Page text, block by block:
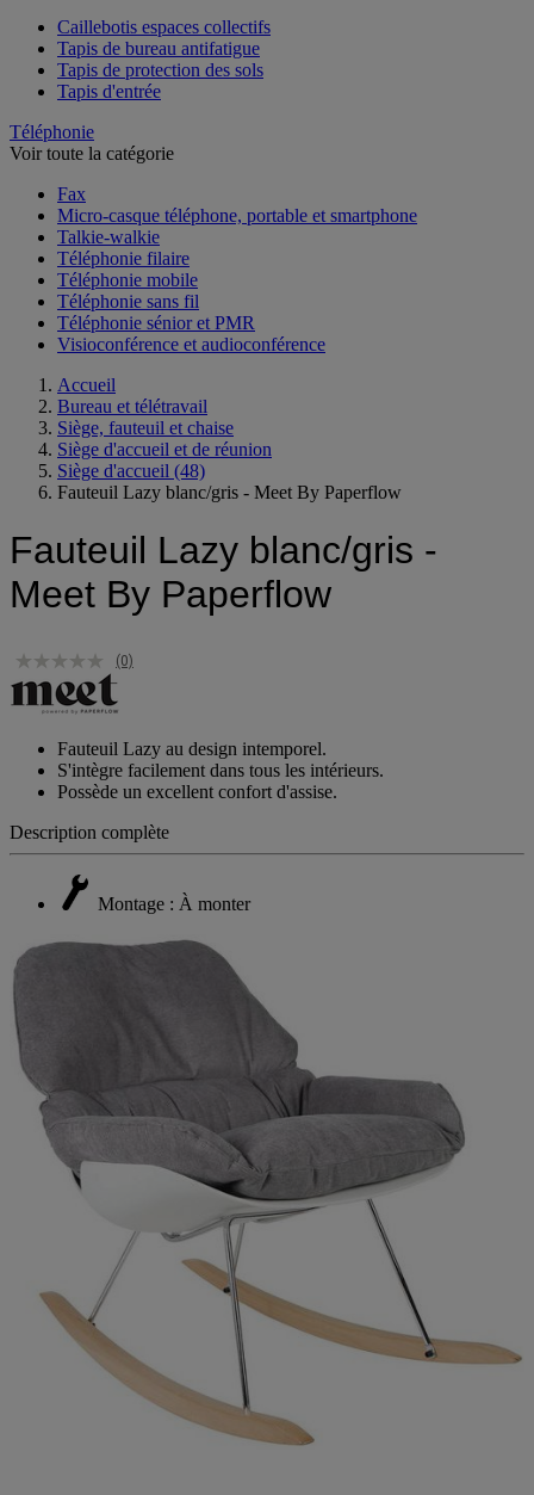
Caillebotis espaces collectifs
Tapis de bureau antifatigue
Tapis de protection des sols
Tapis d'entrée
Téléphonie
Voir toute la catégorie
Fax
Micro-casque téléphone, portable et smartphone
Talkie-walkie
Téléphonie filaire
Téléphonie mobile
Téléphonie sans fil
Téléphonie sénior et PMR
Visioconférence et audioconférence
Accueil
Bureau et télétravail
Siège, fauteuil et chaise
Siège d'accueil et de réunion
Siège d'accueil (48)
Fauteuil Lazy blanc/gris - Meet By Paperflow
Fauteuil Lazy blanc/gris -
Meet By Paperflow
(0)
Fauteuil Lazy au design intemporel.
S'intègre facilement dans tous les intérieurs.
Possède un excellent confort d'assise.
Description complète
Montage : À monter